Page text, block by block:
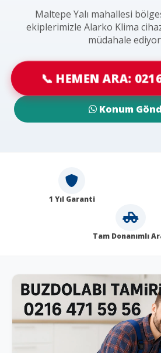
Maltepe Yalı mahallesi
ekiplerimizle Alarko Klima
müdahale
📞 HEMEN ARA:
Konum
1 Yıl Garanti
Tam Donanımlı